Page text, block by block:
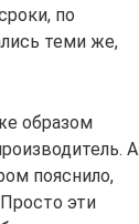
по
теми же,
образом
А
пояснило,
эти